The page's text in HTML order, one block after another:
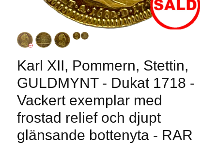
Karl XII, Pommern, Stettin,
GULDMYNT - Dukat 1718 -
Vackert exemplar med
frostad relief och djupt
glänsande bottenyta - RAR